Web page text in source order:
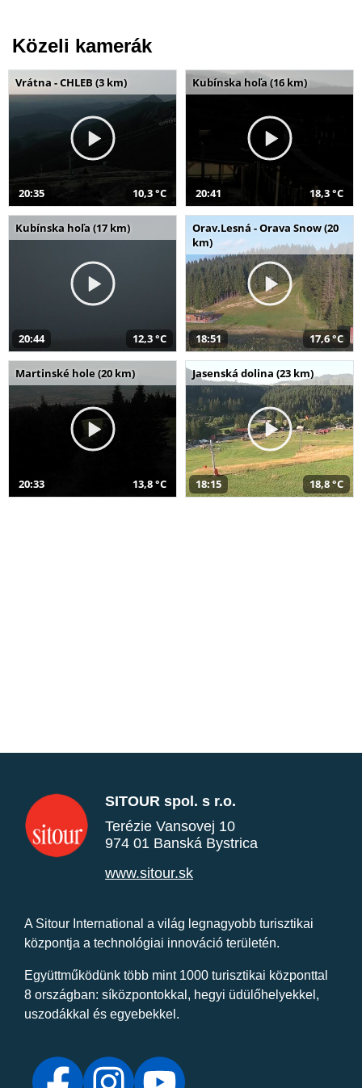
Közeli kamerák
Vrátna - CHLEB (3 km)
20:35 10,3 °C
Kubínska hoľa (16 km)
20:41 18,3 °C
Kubínska hoľa (17 km)
20:44 12,3 °C
Orav.Lesná - Orava Snow (20
km)
18:51 17,6 °C
Martinské hole (20 km)
20:33 13,8 °C
Jasenská dolina (23 km)
18:15 18,8 °C
SITOUR spol. s r.o.
Terézie Vansovej 10
974 01 Banská Bystrica
www.sitour.sk
A Sitour International a világ legnagyobb turisztikai
központja a technológiai innováció területén.
Együttműködünk több mint 1000 turisztikai központtal
8 országban: síközpontokkal, hegyi üdülőhelyekkel,
uszodákkal és egyebekkel.